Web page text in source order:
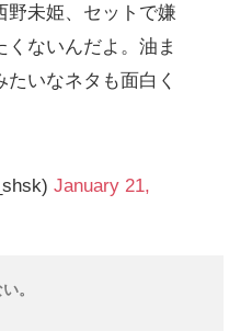
野未姫、セットで嫌
ないんだよ。油ま
いなネタも面白く
January 21,
。